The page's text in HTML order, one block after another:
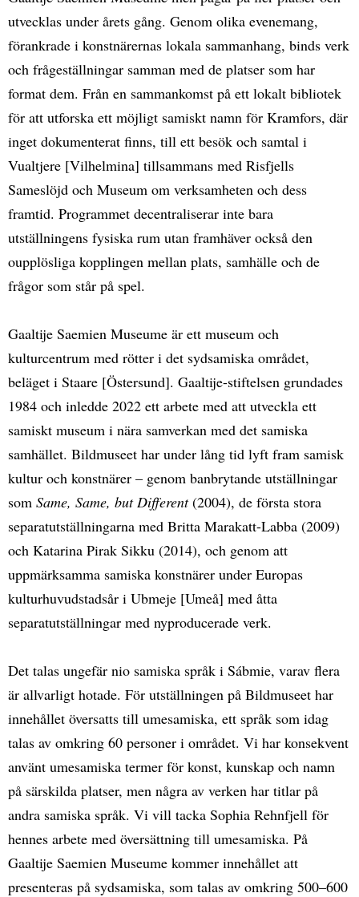
utvecklas under årets gång. Genom olika evenemang,
förankrade i konstnärernas lokala sammanhang, binds verk
och frågeställningar samman med de platser som har
format dem. Från en sammankomst på ett lokalt bibliotek
för att utforska ett möjligt samiskt namn för Kramfors, där
inget dokumenterat finns, till ett besök och samtal i
Vualtjere [Vilhelmina] tillsammans med Risfjells
Sameslöjd och Museum om verksamheten och dess
framtid. Programmet decentraliserar inte bara
utställningens fysiska rum utan framhäver också den
oupplösliga kopplingen mellan plats, samhälle och de
frågor som står på spel.
Gaaltije Saemien Museume är ett museum och
kulturcentrum med rötter i det sydsamiska området,
beläget i Staare [Östersund]. Gaaltije-stiftelsen grundades
1984 och inledde 2022 ett arbete med att utveckla ett
samiskt museum i nära samverkan med det samiska
samhället. Bildmuseet har under lång tid lyft fram samisk
kultur och konstnärer – genom banbrytande utställningar
som Same, Same, but Different(2004), de första stora
separatutställningarna med Britta Marakatt-Labba (2009)
och Katarina Pirak Sikku (2014), och genom att
uppmärksamma samiska konstnärer under Europas
kulturhuvudstadsår i Ubmeje [Umeå] med åtta
separatutställningar med nyproducerade verk.
Det talas ungefär nio samiska språk i Sábmie, varav flera
är allvarligt hotade. För utställningen på Bildmuseet har
innehållet översatts till umesamiska, ett språk som idag
talas av omkring 60 personer i området. Vi har konsekvent
använt umesamiska termer för konst, kunskap och namn
på särskilda platser, men några av verken har titlar på
andra samiska språk. Vi vill tacka Sophia Rehnfjell för
hennes arbete med översättning till umesamiska. På
Gaaltije Saemien Museume kommer innehållet att
presenteras på sydsamiska, som talas av omkring 500–600